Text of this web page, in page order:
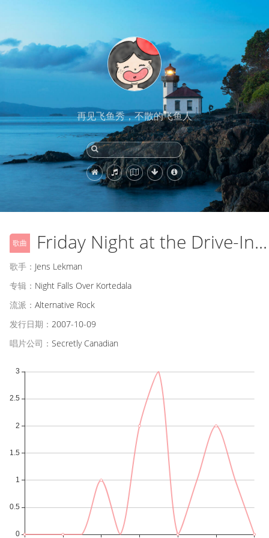
再见飞鱼秀，不散的飞鱼人
歌曲 Friday Night at the Drive-In Bingo
歌手： Jens Lekman
专辑： Night Falls Over Kortedala
流派： Alternative Rock
发行日期： 2007-10-09
唱片公司： Secretly Canadian